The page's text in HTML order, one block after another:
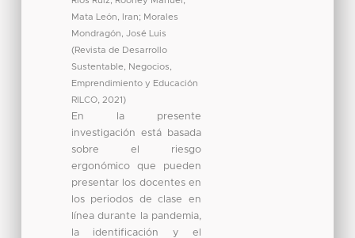
Mata León, Iran; Morales
Mondragón, José Luis
(Revista de Desarrollo
Sustentable, Negocios,
Emprendimiento y Educación
RILCO, 2021)
En la presente
investigación está basada
sobre el riesgo
ergonómico que pueden
presentar los docentes en
los periodos de clase en
línea durante la pandemia,
la identificación y el